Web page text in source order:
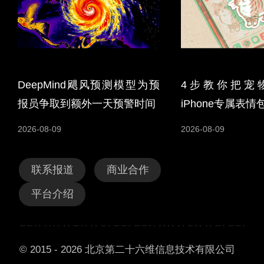
DeepMind飓风预测模型为预
报员争取到额外一天预警时间
2026-08-09
4步教你把宠
iPhone专属表情
2026-08-09
联系报道 商业合作
平台介绍
© 2015 - 2026 北京第二十六维信息技术有限公司